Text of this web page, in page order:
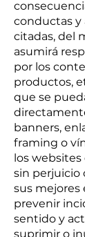
conductas y
citadas, del
asumirá
por los
productos,
que se
banners,
framing o
los websites
sin perjuicio
sus mejores
prevenir
sentido y
suprimir o